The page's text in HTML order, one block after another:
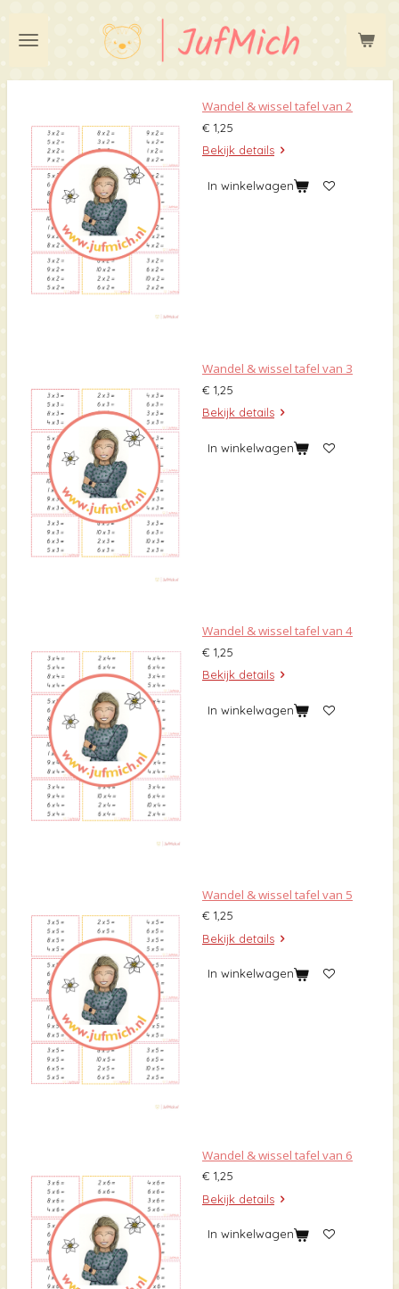
direct
naar
hoofdinhoud
Wandel & wissel tafel van 2
€ 1,25
Bekijk details
In winkelwagen
Wandel & wissel tafel van 3
€ 1,25
Bekijk details
In winkelwagen
Wandel & wissel tafel van 4
€ 1,25
Bekijk details
In winkelwagen
Wandel & wissel tafel van 5
€ 1,25
Bekijk details
In winkelwagen
Wandel & wissel tafel van 6
€ 1,25
Bekijk details
In winkelwagen